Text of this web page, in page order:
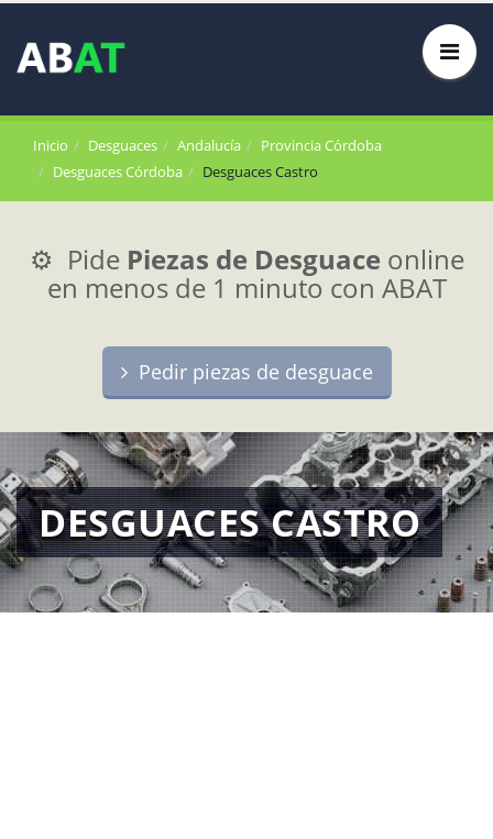
Inicio Desguaces Andalucía
Provincia Córdoba
Desguaces Córdoba
Desguaces Castro
⚙️ Pide Piezas de Desguace online
en menos de 1 minuto con ABAT
Pedir piezas de desguace
DESGUACES CASTRO